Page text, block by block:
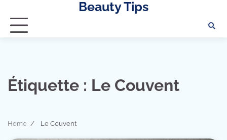
content
Beauty Tips
Étiquette : Le Couvent
Home Le Couvent